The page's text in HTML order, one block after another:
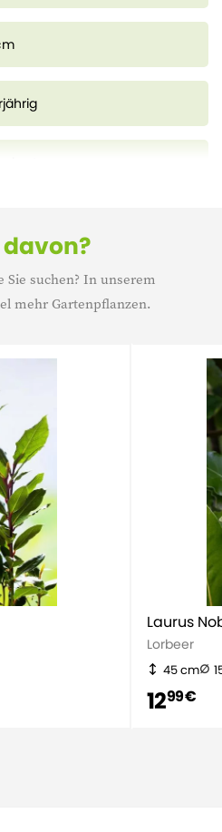
suchen? In unserem
mehr Gartenpflanzen.
Laurus
Lorbeer
45 cm
1299 €